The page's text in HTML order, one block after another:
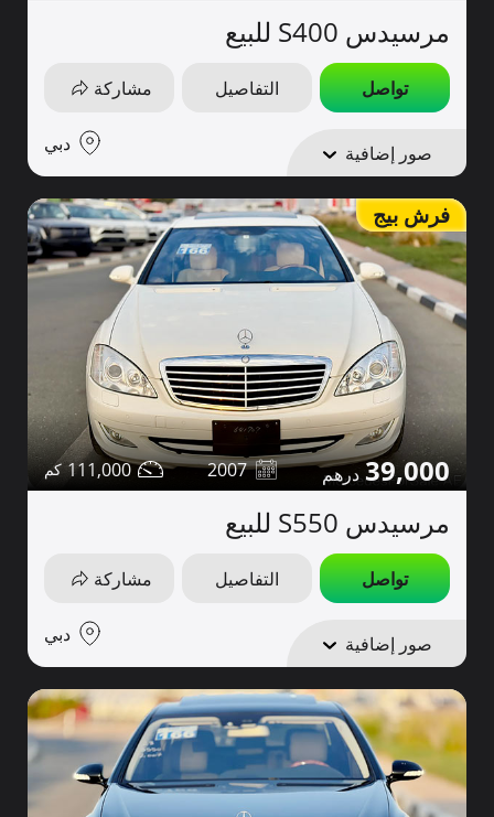
مرسيدس S400 للبيع
تواصل التفاصيل مشاركة
صور إضافية دبي
فرش بيج
39,000
2007
111,000
مرسيدس S550 للبيع
تواصل التفاصيل مشاركة
صور إضافية دبي